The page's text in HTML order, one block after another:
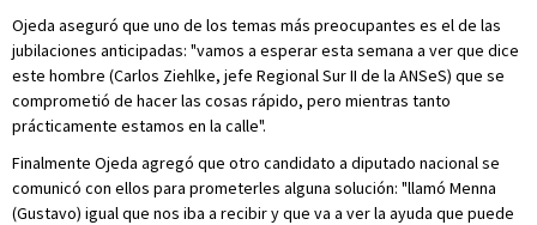
Ojeda aseguró que uno de los temas más preocupantes es el de las
jubilaciones anticipadas: "vamos a esperar esta semana a ver que dice
este hombre (Carlos Ziehlke, jefe Regional Sur II de la ANSeS) que se
comprometió de hacer las cosas rápido, pero mientras tanto
prácticamente estamos en la calle".
Finalmente Ojeda agregó que otro candidato a diputado nacional se
comunicó con ellos para prometerles alguna solución: "llamó Menna
(Gustavo) igual que nos iba a recibir y que va a ver la ayuda que puede